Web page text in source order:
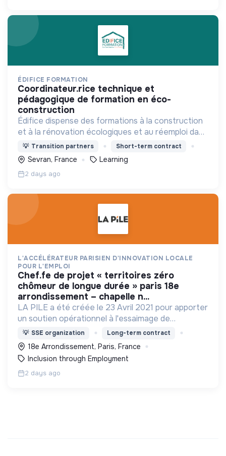
ÉDIFICE FORMATION
coordinateur.rice technique et
pédagogique de formation en éco-
construction
Édifice dispense des formations à la construction
et à la rénovation écologiques et au réemploi dans
le bâtiment. Nos formations s'adressent à des
personnes en activité et des demandeurs
d'emploi.
💡 Transition partners Short-term contract
Sevran, France Learning
2 days ago
L'ACCÉLÉRATEUR PARISIEN D'INNOVATION LOCALE
POUR L'EMPLOI
chef.fe de projet « territoires zéro
chômeur de longue durée » paris 18e
arrondissement – chapelle n...
LA PILE a été créée le 23 Avril 2021 pour apporter
un soutien opérationnel à l'essaimage de
l’expérimentation "Territoires Zéro Chômeur de
Longue Durée" à Paris
💡 SSE organization Long-term contract
18e Arrondissement, Paris, France
Inclusion through Employment
2 days ago